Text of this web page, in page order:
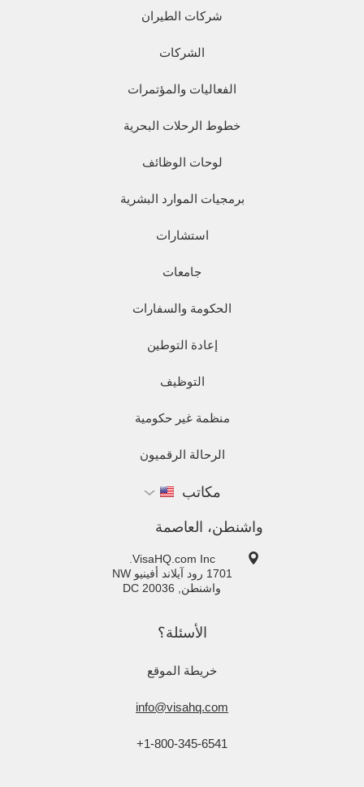
شركات الطيران
الشركات
الفعاليات والمؤتمرات
خطوط الرحلات البحرية
لوحات الوظائف
برمجيات الموارد البشرية
استشارات
جامعات
الحكومة والسفارات
إعادة التوطين
التوظيف
منظمة غير حكومية
الرحالة الرقميون
مكاتب
واشنطن، العاصمة
VisaHQ.com Inc.
1701 رود آيلاند أفينيو NW
واشنطن
DC 20036
الأسئلة؟
خريطة الموقع
info@visahq.com
+1-800-345-6541